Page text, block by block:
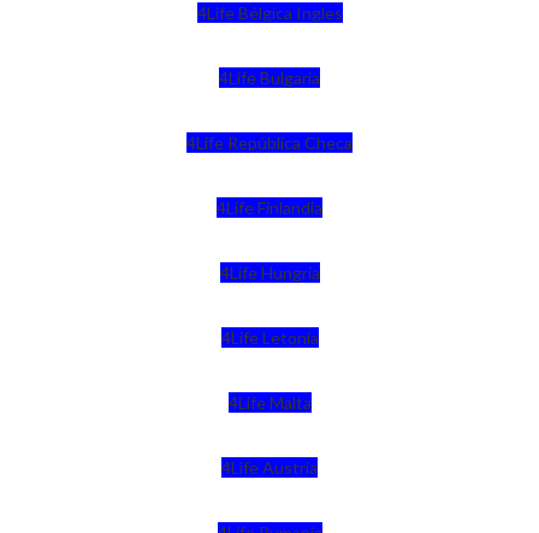
4Life Bélgica Ingles
4Life Bulgaria
4Life República Checa
4Life Finlandia
4Life Hungria
4Life Letonia
4Life Malta
4Life Austria